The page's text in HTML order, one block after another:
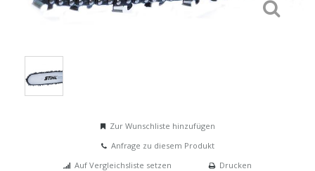
Zur Wunschliste hinzufügen
Anfrage zu diesem Produkt
Auf Vergleichsliste setzen
Drucken